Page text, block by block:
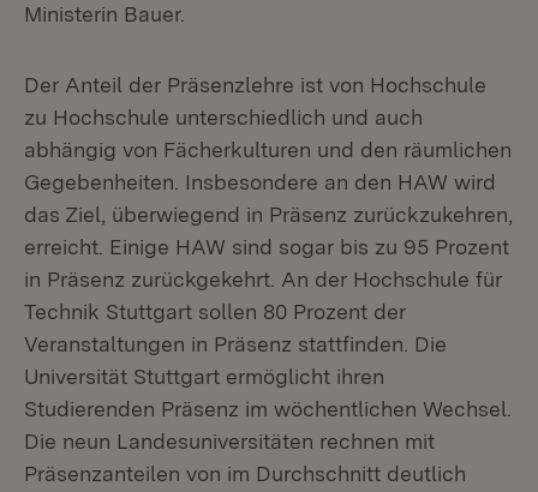
Ministerin Bauer.
Der Anteil der Präsenzlehre ist von Hochschule
zu Hochschule unterschiedlich und auch
abhängig von Fächerkulturen und den räumlichen
Gegebenheiten. Insbesondere an den HAW wird
das Ziel, überwiegend in Präsenz zurück­zukehren,
erreicht. Einige HAW sind sogar bis zu 95 Prozent
in Präsenz zurückgekehrt. An der Hochschule für
Technik Stuttgart sollen 80 Prozent der
Veranstaltungen in Präsenz stattfinden. Die
Universität Stuttgart ermöglicht ihren
Studierenden Präsenz im wöchentlichen Wechsel.
Die neun Landesuniversitäten rechnen mit
Präsenzanteilen von im Durch­schnitt deutlich